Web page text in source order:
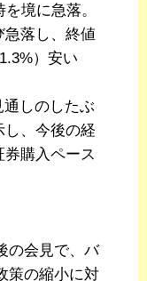
境に急落。
落し、終値
）安い
通しのしたぶ
、今後の経
購入ペース
の会見で、バ
策の縮小に対